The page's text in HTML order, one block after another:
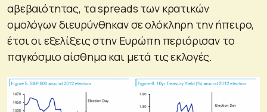
αβεβαιότητας, τα spreads των κρατικών
ομολόγων διευρύνθηκαν σε ολόκληρη την ήπειρο,
έτσι οι εξελίξεις στην Ευρώπη περιόρισαν το
παγκόσμιο αίσθημα και μετά τις εκλογές.